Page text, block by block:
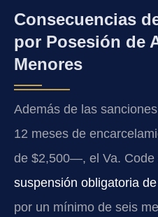
Consecuencias
por Posesión de
Menores
Además de las
12 meses de
de $2,500—, el Va. Code
suspensión obligatoria
por un mínimo de seis